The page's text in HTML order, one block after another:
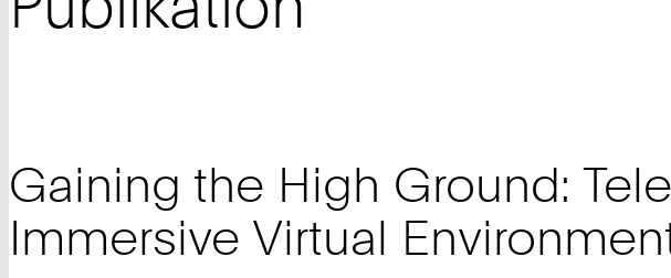
Gaining the High Ground:
Immersive Virtual